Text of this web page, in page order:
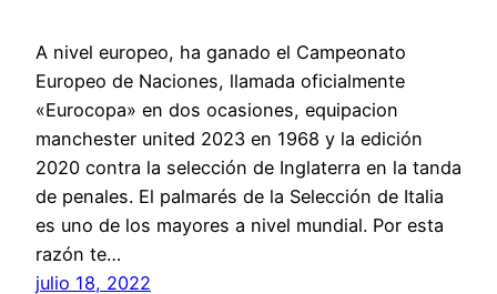
A nivel europeo, ha ganado el Campeonato
Europeo de Naciones, llamada oficialmente
«Eurocopa» en dos ocasiones, equipacion
manchester united 2023 en 1968 y la edición
2020 contra la selección de Inglaterra en la tanda
de penales. El palmarés de la Selección de Italia
es uno de los mayores a nivel mundial. Por esta
razón te…
julio 18, 2022